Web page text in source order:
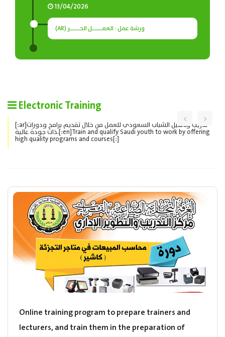
13/04/2026
(AR) ورشة عمل : العمـــــل الحـــــر
Electronic Training
[:ar]تدريب وتأهيل الشباب السعودي للعمل من خلال تقديم برامج ودورات
ذات جودة عالية.[:en]Train and qualify Saudi youth to work by offering
high quality programs and courses[:]
Online training program to prepare trainers and
lecturers, and train them in the preparation of